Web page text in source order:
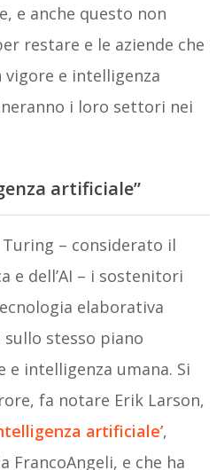
e anche questo non
restare e le aziende che
e intelligenza
i loro settori nei
artificiale”
– considerato il
e dell’AI – i sostenitori
elaborativa
sullo stesso piano
intelligenza umana. Si
fa notare Erik Larson,
artificiale’,
FrancoAngeli, e che ha